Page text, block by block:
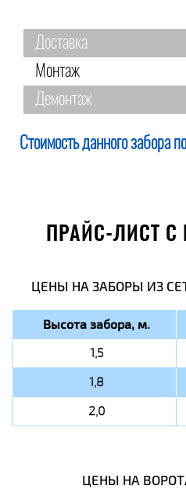
Доставка
Монтаж
Демонтаж
Стоимость данного забора
ПРАЙС-ЛИСТ
ЦЕНЫ НА ЗАБОРЫ ИЗ
Высота забора, м.
1,5
1,8
2,0
ЦЕНЫ НА